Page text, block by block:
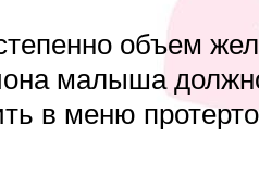
объем
малыша
в меню